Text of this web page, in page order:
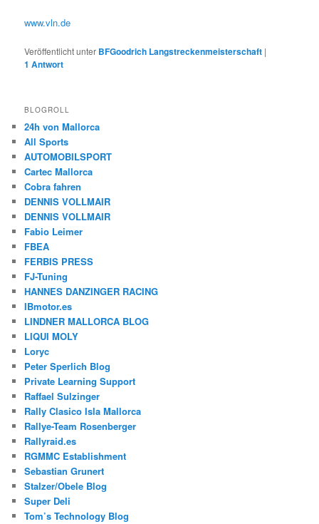
www.vln.de
Veröffentlicht unter BFGoodrich Langstreckenmeisterschaft |
1 Antwort
BLOGROLL
24h von Mallorca
All Sports
AUTOMOBILSPORT
Cartec Mallorca
Cobra fahren
DENNIS VOLLMAIR
DENNIS VOLLMAIR
Fabio Leimer
FBEA
FERBIS PRESS
FJ-Tuning
HANNES DANZINGER RACING
IBmotor.es
LINDNER MALLORCA BLOG
LIQUI MOLY
Loryc
Peter Sperlich Blog
Private Learning Support
Raffael Sulzinger
Rally Clasico Isla Mallorca
Rallye-Team Rosenberger
Rallyraid.es
RGMMC Establishment
Sebastian Grunert
Stalzer/Obele Blog
Super Deli
Tom’s Technology Blog